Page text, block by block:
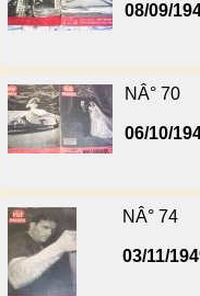
08/09/
NÂ° 70
06/10/
NÂ° 74
03/11/